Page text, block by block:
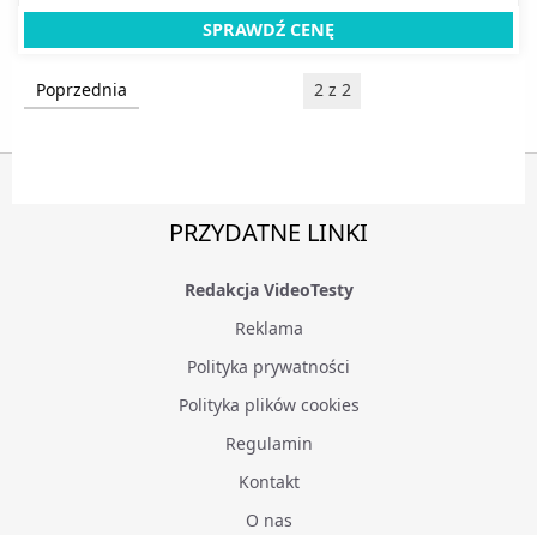
SPRAWDŹ CENĘ
Poprzednia 2 z 2
PRZYDATNE LINKI
Redakcja VideoTesty
Reklama
Polityka prywatności
Polityka plików cookies
Regulamin
Kontakt
O nas